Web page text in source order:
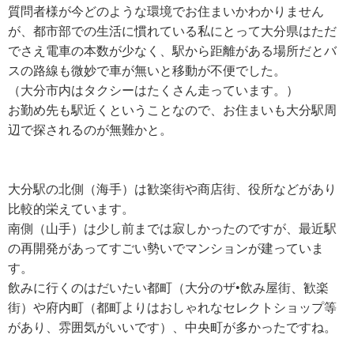
質問者様が今どのような環境でお住まいかわかりません
が、都市部での生活に慣れている私にとって大分県はただ
でさえ電車の本数が少なく、駅から距離がある場所だとバ
スの路線も微妙で車が無いと移動が不便でした。
（大分市内はタクシーはたくさん走っています。）
お勤め先も駅近くということなので、お住まいも大分駅周
辺で探されるのが無難かと。
大分駅の北側（海手）は歓楽街や商店街、役所などがあり
比較的栄えています。
南側（山手）は少し前までは寂しかったのですが、最近駅
の再開発があってすごい勢いでマンションが建っていま
す。
飲みに行くのはだいたい都町（大分のザ•飲み屋街、歓楽
街）や府内町（都町よりはおしゃれなセレクトショップ等
があり、雰囲気がいいです）、中央町が多かったですね。